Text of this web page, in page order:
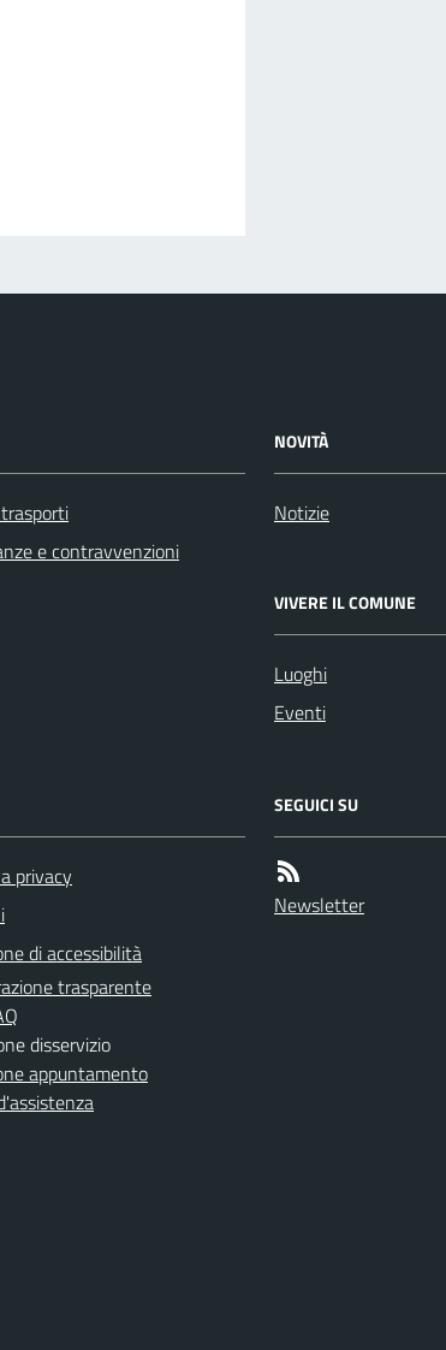
e contravvenzioni
NOVITÀ
Notizie
VIVERE IL COMUNE
Luoghi
Eventi
privacy
di accessibilità
trasparente
disservizio
appuntamento
SEGUICI SU
Newsletter